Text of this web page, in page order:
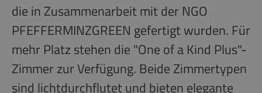
die in Zusammenarbeit mit der NGO
PFEFFERMINZGREEN gefertigt wurden. Für
mehr Platz stehen die "One of a Kind Plus"-
Zimmer zur Verfügung. Beide Zimmertypen
sind lichtdurchflutet und bieten elegante